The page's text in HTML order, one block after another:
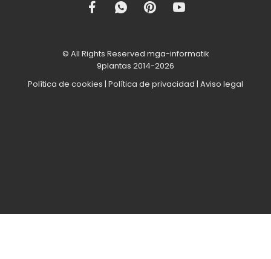
© All Rights Reserved mga-informatik
9plantas 2014-2026
Política de cookies | Política de privacidad | Aviso legal